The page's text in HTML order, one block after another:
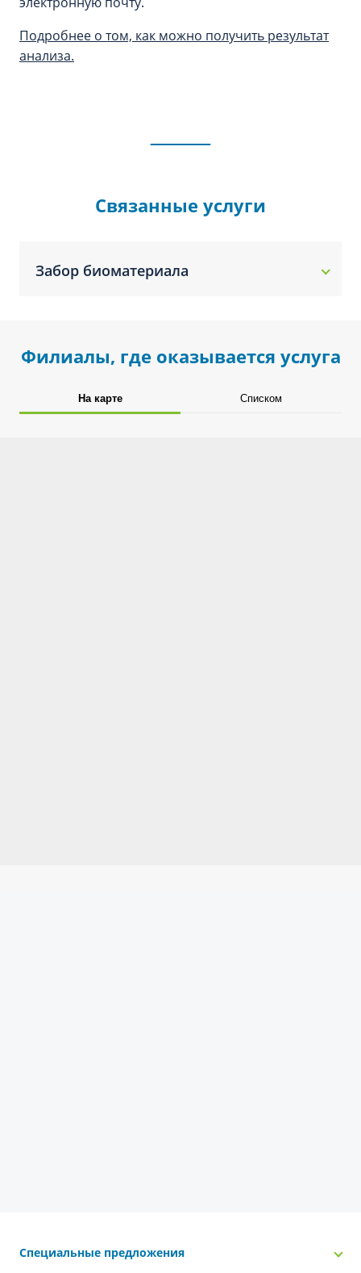
Подробнее о том, как можно получить результат
анализа.
Связанные услуги
Забор биоматериала
Филиалы, где оказывается услуга
На карте Списком
Специальные предложения